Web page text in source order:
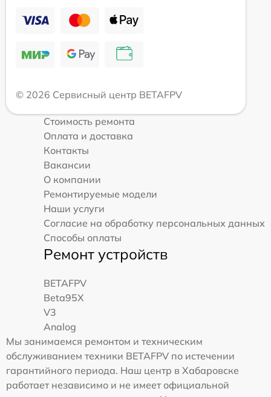
© 2026 Сервисный центр BETAFPV
Стоимость ремонта
Оплата и доставка
Контакты
Вакансии
О компании
Ремонтируемые модели
Наши услуги
Согласие на обработку персональных данных
Способы оплаты
Ремонт устройств
BETAFPV
Beta95X
V3
Analog
Мы занимаемся ремонтом и техническим
обслуживанием техники BETAFPV по истечении
гарантийного периода. Наш центр в Хабаровске
работает независимо и не имеет официальной